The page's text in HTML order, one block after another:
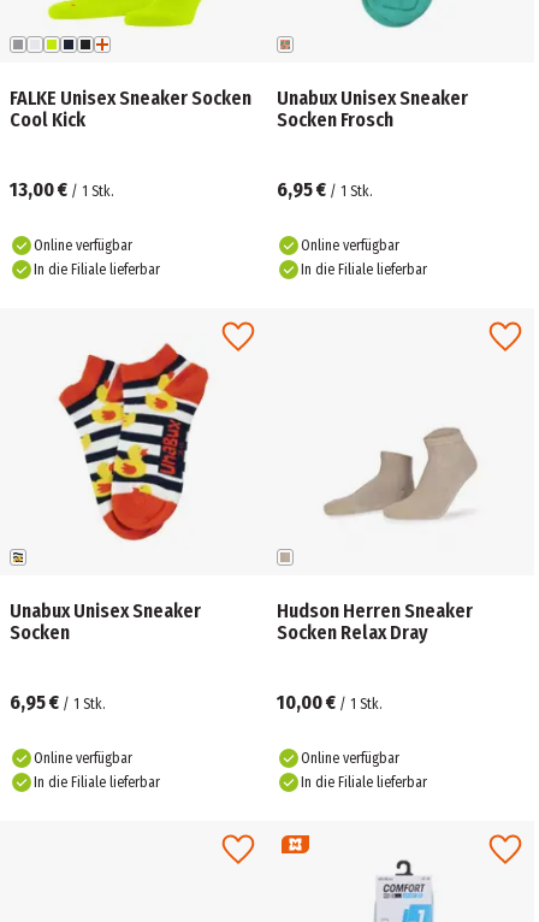
FALKE Unisex Sneaker Socken
Cool Kick
13,00 € / 1 Stk.
Online verfügbar
In die Filiale lieferbar
Unabux Unisex Sneaker
Socken Frosch
6,95 € / 1 Stk.
Online verfügbar
In die Filiale lieferbar
Unabux Unisex Sneaker
Socken
6,95 € / 1 Stk.
Online verfügbar
In die Filiale lieferbar
Hudson Herren Sneaker
Socken Relax Dray
10,00 € / 1 Stk.
Online verfügbar
In die Filiale lieferbar